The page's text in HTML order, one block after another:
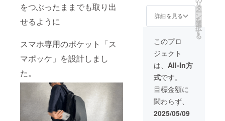
をつぶったままでも取り出
せるように
スマホ専用のポケット「ス
マポッケ」を設計しまし
た。
販売予
より下
がる可
ござい
ます。
材の供
況、製
造工程
合等に
より出
荷時期
が遅れ
る場合
があり
ます。
※皆様の
支援に
より量
含む合
計金額
るもの
です。
※デザイ
ン・仕
更にな
る可能
性もご
ざいま
す。ご
す。 〇
本リ
は第2弾
発送品
発送予
定)の商
品とな
りま
す。 ※
消費税
込み ※
送料は
円 (税
込・送
ブラッ
ク 一般
販売予
定価
格：
32,000
円が
【31%
OFF】
10,020
円割引
詳細を見る
リ
タ
ー
ン
を
選
択
す
る
このプロ
ジェクト
は、 All-In方
式です。
目標金額に
関わらず、
2025/05/09